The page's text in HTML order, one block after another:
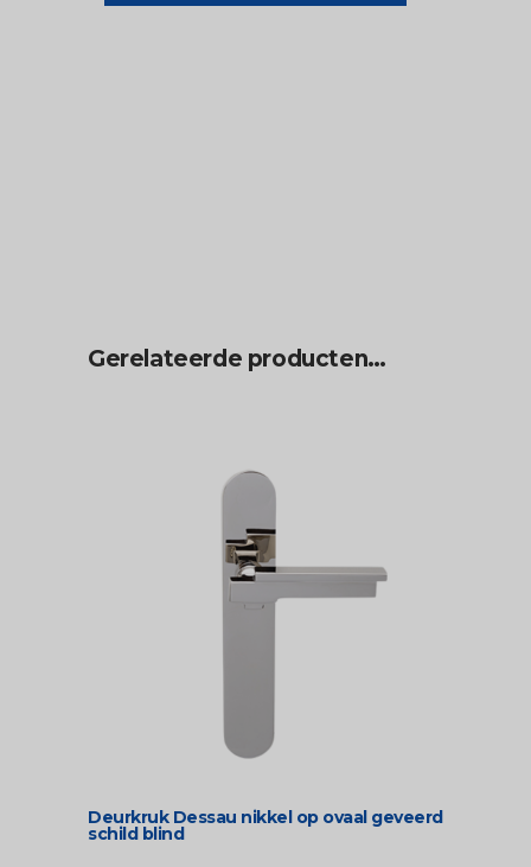
Gerelateerde producten…
Deurkruk Dessau nikkel op ovaal geveerd
schild blind